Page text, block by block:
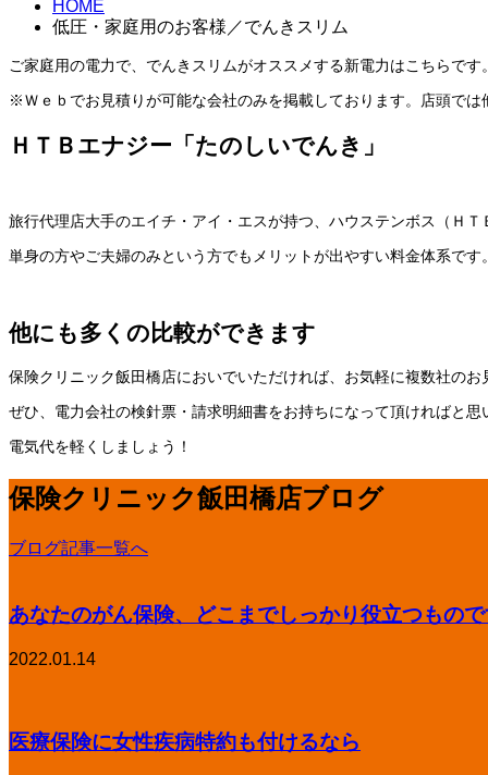
HOME
低圧・家庭用のお客様／でんきスリム
ご家庭用の電力で、でんきスリムがオススメする新電力はこちらです
※Ｗｅｂでお見積りが可能な会社のみを掲載しております。店頭で
ＨＴＢエナジー「たのしいでんき」
旅行代理店大手のエイチ・アイ・エスが持つ、ハウステンボス（Ｈ
単身の方やご夫婦のみという方でもメリットが出やすい料金体系です
他にも多くの比較ができます
保険クリニック飯田橋店においでいただければ、お気軽に複数社の
ぜひ、電力会社の検針票・請求明細書をお持ちになって頂ければと思
電気代を軽くしましょう！
保険クリニック飯田橋店ブログ
ブログ記事一覧へ
あなたのがん保険、どこまでしっかり役立つもの
2022.01.14
医療保険に女性疾病特約も付けるなら